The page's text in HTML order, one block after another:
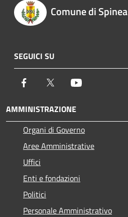
Comune di Spinea
SEGUICI SU
Facebook Twitter
AMMINISTRAZIONE
Organi di Governo
Aree Amministrative
Uffici
Enti e fondazioni
Politici
Personale Amministrativo